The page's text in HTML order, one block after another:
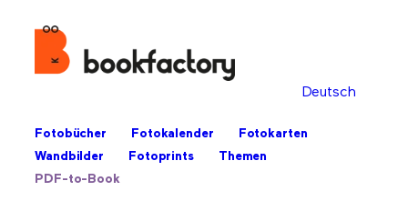
Deutsch
Fotobücher Fotokalender
Fotokarten
Wandbilder
Fotoprints
Themen
PDF-to-Book